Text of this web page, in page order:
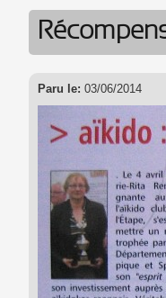
Vous êtes ici
Paru le: 03/06/2014